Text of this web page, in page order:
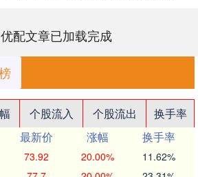
配文章已加载完成
个股流入 个股流出
换手率
最新价 涨幅
换手率
73.92 20.00% 11.62%